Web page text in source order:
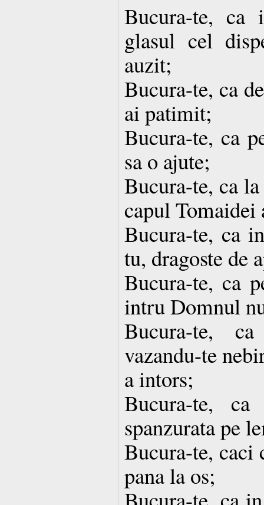
Bucura-te,
glasul cel
auzit;
Bucura-te, ca
ai patimit;
Bucura-te, ca
sa o ajute;
Bucura-te, ca
capul Tomaidei
Bucura-te, ca
tu, dragoste de
Bucura-te, ca
intru Domnul
Bucura-te,
vazandu-te
a intors;
Bucura-te,
spanzurata pe
Bucura-te, caci
pana la os;
Bucura-te, ca